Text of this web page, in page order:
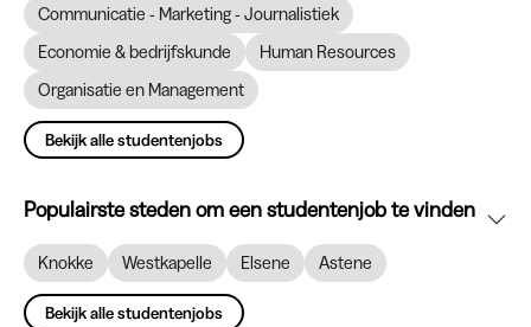
Communicatie - Marketing - Journalistiek
Economie & bedrijfskunde
Human Resources
Organisatie en Management
Bekijk alle studentenjobs
Populairste steden om een studentenjob te vinden
Knokke Westkapelle Elsene Astene
Bekijk alle studentenjobs